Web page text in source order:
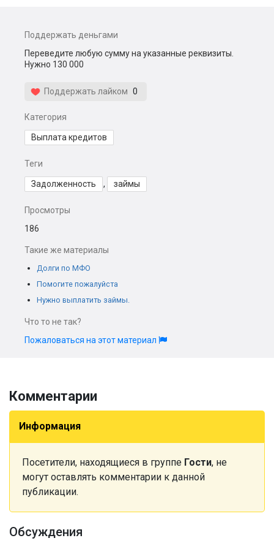
Поддержать деньгами
Переведите любую сумму на указанные реквизиты.
Нужно 130 000
Поддержать лайком 0
Категория
Выплата кредитов
Теги
Задолженность , займы
Просмотры
186
Такие же материалы
Долги по МФО
Помогите пожалуйста
Нужно выплатить займы.
Что то не так?
Пожаловаться на этот материал
Комментарии
Информация
Посетители, находящиеся в группе Гости, не
могут оставлять комментарии к данной
публикации.
Обсуждения